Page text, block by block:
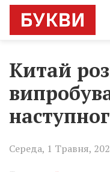
Китай
Середа, 1 Травня,